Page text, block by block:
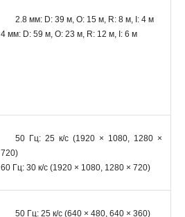
2.8 мм: D: 39 м, O: 15 м, R: 8 м, I: 4 м
4 мм: D: 59 м, O: 23 м, R: 12 м, I: 6 м
50 Гц: 25 к/с (1920 × 1080, 1280 ×
720)
60 Гц: 30 к/с (1920 × 1080, 1280 × 720)
50 Гц: 25 к/с (640 × 480, 640 × 360)